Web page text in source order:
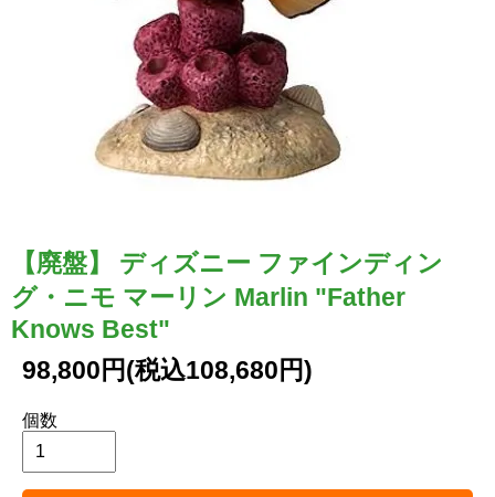
【廃盤】 ディズニー ファインディン
グ・ニモ マーリン Marlin "Father
Knows Best"
98,800円(税込108,680円)
個数